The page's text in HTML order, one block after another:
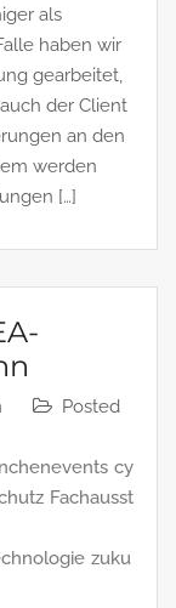
als
haben wir
gearbeitet,
der Client
an den
werden
[…]
Posted
cy
Fachausst
zuku